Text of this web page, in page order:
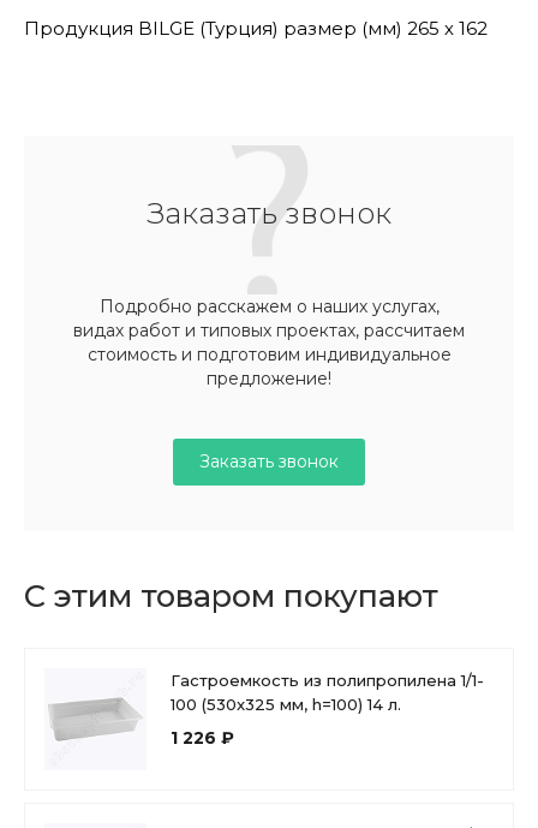
Продукция BILGE (Турция) размер (мм) 265 х 162
Заказать звонок
Подробно расскажем о наших услугах,
видах работ и типовых проектах, рассчитаем
стоимость и подготовим индивидуальное
предложение!
Заказать звонок
С этим товаром покупают
Гастроемкость из полипропилена 1/1-
100 (530x325 мм, h=100) 14 л.
1 226 ₽